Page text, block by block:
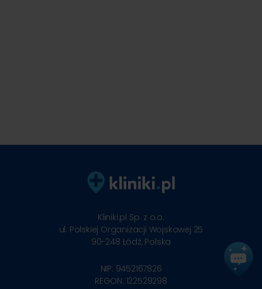
Kliniki.pl Sp. z o.o.
ul. Polskiej Organizacji Wojskowej 25
90-248 Łódź, Polska
NIP: 9452167826
REGON: 122529298